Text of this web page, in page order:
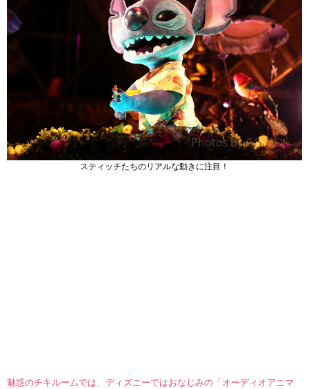
スティッチたちのリアルな動きに注目！
魅惑のチキルームでは、ディズニーではおなじみの「オーディオアニマ